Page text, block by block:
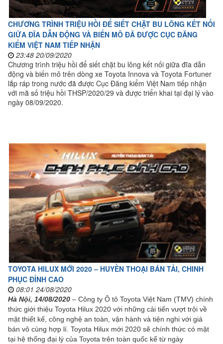
CHƯƠNG TRÌNH TRIỆU HỒI ĐỂ SIẾT CHẶT BU LÔNG KẾT NỐI
GIỮA ĐĨA DẪN ĐỘNG VÀ BIẾN MÔ ĐÃ ĐƯỢC CỤC ĐĂNG
KIỂM VIỆT NAM TIẾP NHẬN
23:48 20/09/2020
Chương trình triệu hồi để siết chặt bu lông kết nối giữa đĩa dẫn
động và biến mô trên dòng xe Toyota Innova và Toyota Fortuner
lắp ráp trong nước đã được Cục Đăng kiểm Việt Nam tiếp nhận
với mã số triệu hồi THSP/2020/29 và được triển khai tại đại lý vào
ngày 08/09/2020.
TOYOTA HILUX MỚI 2020 – HUYỀN THOẠI BÁN TẢI, CHINH
PHỤC ĐỈNH CAO
08:01 24/08/2020
Hà Nội, 14/08/2020 – Công ty Ô tô Toyota Việt Nam (TMV) chính
thức giới thiệu Toyota Hilux 2020 với những cải tiến vượt trội về
mặt thiết kế, công nghệ an toàn, vận hành và tiện nghi với giá
bán vô cùng hợp lí. Toyota Hilux mới 2020 sẽ chính thức có mặt
tại hệ thống đại lý của Toyota trên toàn quốc kể từ ngày